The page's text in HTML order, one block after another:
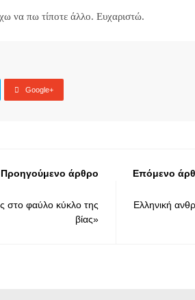
πω τίποτε άλλο. Ευχαριστώ.
Google+
Προηγούμενο άρθρο
στο φαύλο κύκλο της
βίας»
Επόμενο
Ελληνική